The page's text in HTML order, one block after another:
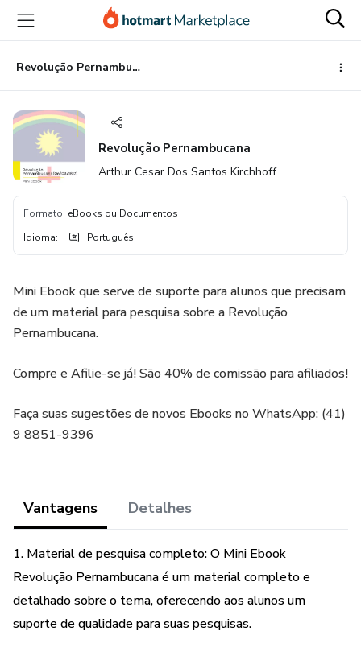
para
conteúdo
principal
para
pagamento
para
rodapé
Revolução Pernambucana
Revolução Pernambucana
Arthur Cesar Dos Santos Kirchhoff
Formato: eBooks ou Documentos
Idioma: Português
Mini Ebook que serve de suporte para alunos que precisam
de um material para pesquisa sobre a Revolução
Pernambucana.
Compre e Afilie-se já! São 40% de comissão para afiliados!
Faça suas sugestões de novos Ebooks no WhatsApp: (41)
9 8851-9396
Vantagens Detalhes
1. Material de pesquisa completo: O Mini Ebook
Revolução Pernambucana é um material completo e
detalhado sobre o tema, oferecendo aos alunos um
suporte de qualidade para suas pesquisas.